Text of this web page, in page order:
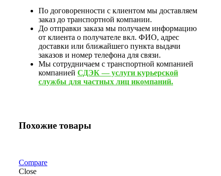
По договоренности с клиентом мы доставляем
заказ до транспортной компании.
До отправки заказа мы получаем информацию
от клиента о получателе вкл. ФИО, адрес
доставки или ближайшего пункта выдачи
заказов и номер телефона для связи.
Мы сотрудничаем с транспортной компанией
компанией СДЭК — услуги курьерской
службы для частных лиц икомпаний.
Похожие товары
Compare
Close